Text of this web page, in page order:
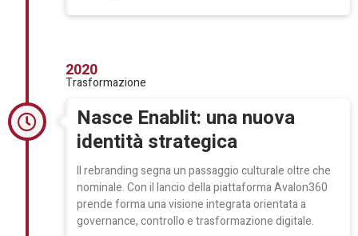
2020
Trasformazione
Nasce Enablit: una nuova
identità strategica
Il rebranding segna un passaggio culturale oltre che
nominale. Con il lancio della piattaforma Avalon360
prende forma una visione integrata orientata a
governance, controllo e trasformazione digitale.